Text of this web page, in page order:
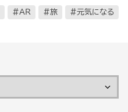
AR 旅 元気になる